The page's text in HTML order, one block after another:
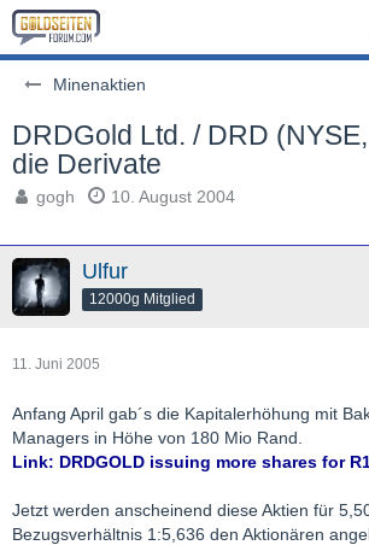
Minenaktien
DRDGold Ltd. / DRD
die Derivate
gogh 10. August 2004
Ulfur
12000g Mitglied
11. Juni 2005
Anfang April gab´s die Kapitalerhöhung mit
Managers in Höhe von 180 Mio Rand.
Link: DRDGOLD issuing more shares for
Jetzt werden anscheinend diese Aktien für
Bezugsverhältnis 1:5,636 den Aktionären